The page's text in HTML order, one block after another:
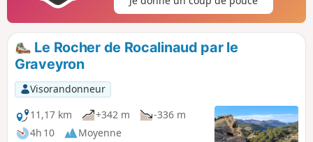
Le Rocher de Rocalinaud par le
Graveyron
Visorandonneur
11,17 km
+342 m
-336 m
4h 10
Moyenne